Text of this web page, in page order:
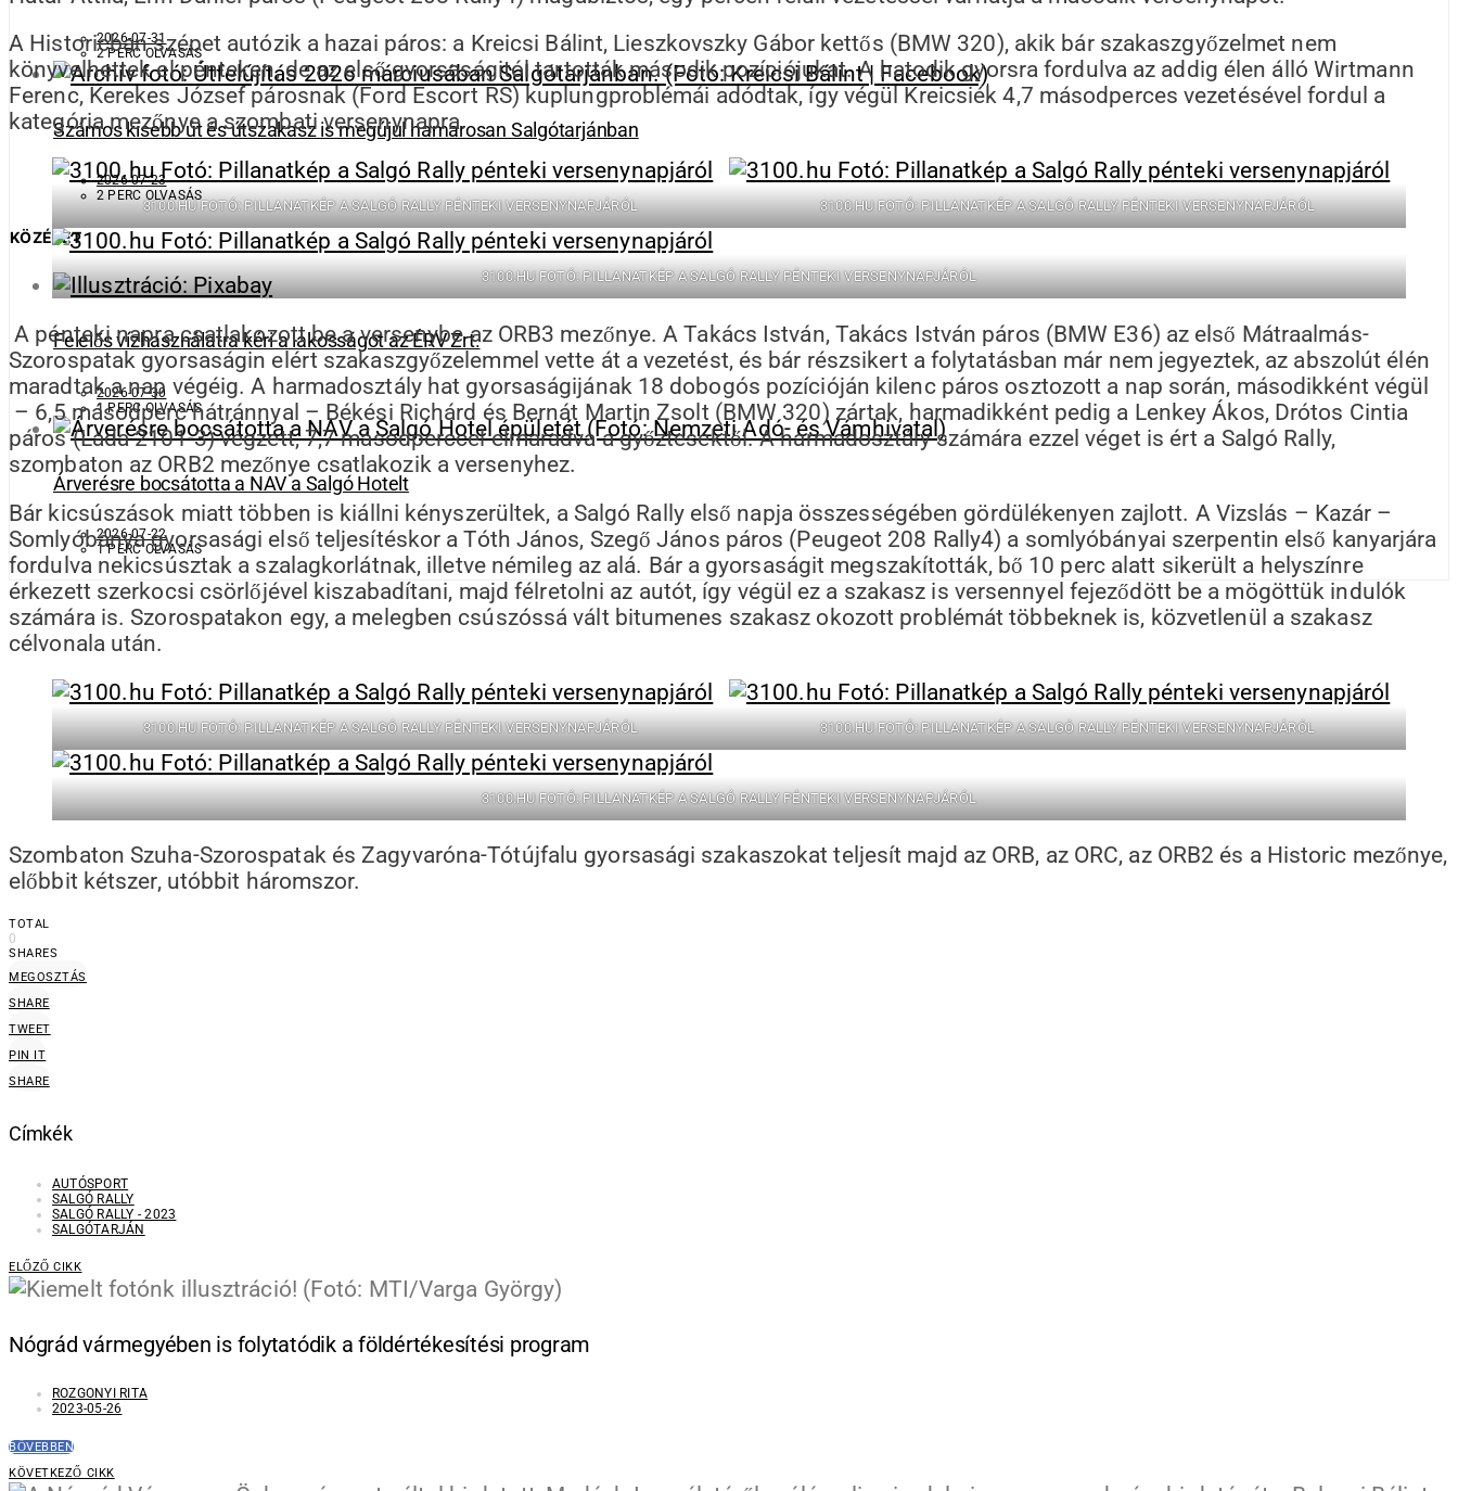
2026-07-31
2 PERC OLVASÁS
Számos kisebb út és útszakasz is megújul hamarosan Salgótarjánban
2026-07-23
2 PERC OLVASÁS
KÖZÉLET
Felelős vízhasználatra kéri a lakosságot az ÉRV Zrt.
2026-07-30
1 PERC OLVASÁS
Árverésre bocsátotta a NAV a Salgó Hotelt
2026-07-22
1 PERC OLVASÁS
A Historicban szépet autózik a hazai páros: a Kreicsi Bálint, Lieszkovszky Gábor kettős (BMW 320), akik bár szakaszgyőzelmet nem
könyvelhettek el pénteken, de az első gyorsaságitól tartották második pozíciójukat. A hatodik gyorsra fordulva az addig élen álló Wirtmann
Ferenc, Kerekes József párosnak (Ford Escort RS) kuplungproblémái adódtak, így végül Kreicsiék 4,7 másodperces vezetésével fordul a
kategória mezőnye a szombati versenynapra.
3100.HU FOTÓ: PILLANATKÉP A SALGÓ RALLY PÉNTEKI VERSENYNAPJÁRÓL 3100.HU FOTÓ: PILLANATKÉP A SALGÓ RALLY PÉNTEKI VERSENYNAPJÁRÓL
3100.HU FOTÓ: PILLANATKÉP A SALGÓ RALLY PÉNTEKI VERSENYNAPJÁRÓL
A pénteki napra csatlakozott be a versenybe az ORB3 mezőnye. A Takács István, Takács István páros (BMW E36) az első Mátraalmás-
Szorospatak gyorsaságin elért szakaszgyőzelemmel vette át a vezetést, és bár részsikert a folytatásban már nem jegyeztek, az abszolút élén
maradtak a nap végéig. A harmadosztály hat gyorsaságijának 18 dobogós pozícióján kilenc páros osztozott a nap során, másodikként végül
– 6,5 másodperc hátránnyal – Békési Richárd és Bernát Martin Zsolt (BMW 320) zártak, harmadikként pedig a Lenkey Ákos, Drótos Cintia
páros (Lada 2101-3) végzett, 7,7 másodperccel elmaradva a győztesektől. A harmadosztály számára ezzel véget is ért a Salgó Rally,
szombaton az ORB2 mezőnye csatlakozik a versenyhez.
Bár kicsúszások miatt többen is kiállni kényszerültek, a Salgó Rally első napja összességében gördülékenyen zajlott. A Vizslás – Kazár –
Somlyóbánya gyorsasági első teljesítéskor a Tóth János, Szegő János páros (Peugeot 208 Rally4) a somlyóbányai szerpentin első kanyarjára
fordulva nekicsúsztak a szalagkorlátnak, illetve némileg az alá. Bár a gyorsaságit megszakították, bő 10 perc alatt sikerült a helyszínre
érkezett szerkocsi csörlőjével kiszabadítani, majd félretolni az autót, így végül ez a szakasz is versennyel fejeződött be a mögöttük indulók
számára is. Szorospatakon egy, a melegben csúszóssá vált bitumenes szakasz okozott problémát többeknek is, közvetlenül a szakasz
célvonala után.
3100.HU FOTÓ: PILLANATKÉP A SALGÓ RALLY PÉNTEKI VERSENYNAPJÁRÓL 3100.HU FOTÓ: PILLANATKÉP A SALGÓ RALLY PÉNTEKI VERSENYNAPJÁRÓL
3100.HU FOTÓ: PILLANATKÉP A SALGÓ RALLY PÉNTEKI VERSENYNAPJÁRÓL
Szombaton Szuha-Szorospatak és Zagyvaróna-Tótújfalu gyorsasági szakaszokat teljesít majd az ORB, az ORC, az ORB2 és a Historic mezőnye,
előbbit kétszer, utóbbit háromszor.
TOTAL
0
SHARES
MEGOSZTÁS
SHARE
TWEET
PIN IT
SHARE
Címkék
AUTÓSPORT
SALGÓ RALLY
SALGÓ RALLY - 2023
SALGÓTARJÁN
ELŐZŐ CIKK
Nógrád vármegyében is folytatódik a földértékesítési program
ROZGONYI RITA
2023-05-26
BŐVEBBEN
KÖVETKEZŐ CIKK